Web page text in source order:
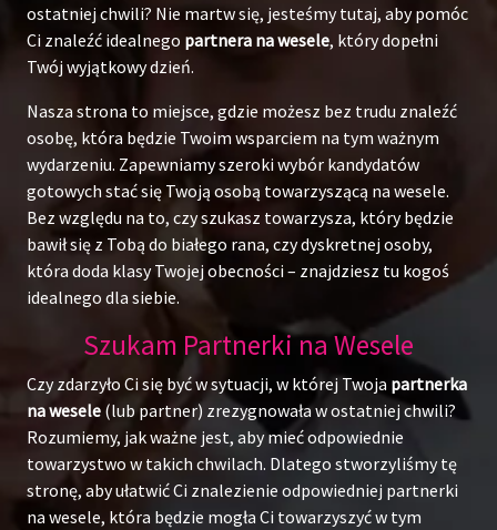
ostatniej chwili? Nie martw się, jesteśmy tutaj, aby pomóc
Ci znaleźć idealnego partnera na wesele, który dopełni
Twój wyjątkowy dzień.
Nasza strona to miejsce, gdzie możesz bez trudu znaleźć
osobę, która będzie Twoim wsparciem na tym ważnym
wydarzeniu. Zapewniamy szeroki wybór kandydatów
gotowych stać się Twoją osobą towarzyszącą na wesele.
Bez względu na to, czy szukasz towarzysza, który będzie
bawił się z Tobą do białego rana, czy dyskretnej osoby,
która doda klasy Twojej obecności – znajdziesz tu kogoś
idealnego dla siebie.
Szukam Partnerki na Wesele
Czy zdarzyło Ci się być w sytuacji, w której Twoja partnerka
na wesele (lub partner) zrezygnowała w ostatniej chwili?
Rozumiemy, jak ważne jest, aby mieć odpowiednie
towarzystwo w takich chwilach. Dlatego stworzyliśmy tę
stronę, aby ułatwić Ci znalezienie odpowiedniej partnerki
na wesele, która będzie mogła Ci towarzyszyć w tym